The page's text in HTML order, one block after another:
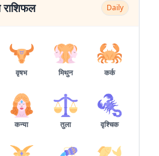
Daily
वृषभ मिथुन कर्क
कन्या तुला वृश्चिक